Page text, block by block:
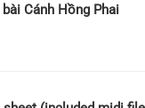
Cánh Hồng Phai